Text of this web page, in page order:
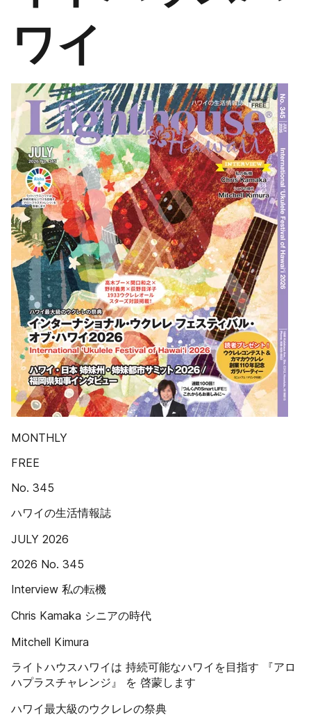
ワイ
MONTHLY
FREE
No. 345
ハワイの生活情報誌
JULY 2026
2026 No. 345
Interview 私の転機
Chris Kamaka シニアの時代
Mitchell Kimura
ライトハウスハワイは 持続可能なハワイを目指す 『アロ
ハプラスチャレンジ』 を 啓蒙します
ハワイ最大級のウクレレの祭典